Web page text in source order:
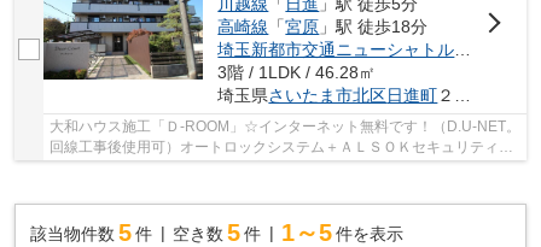
高崎線 「宮原 」駅 徒歩18分
3階 / 1LDK / 46.28㎡
埼玉県さいたま市北区日進町２丁目１５９２
大和ハウス施工「Ｄ-ROOM」☆インターネット無料です！（D.U-NET。
回線工事後使用可）オートロックシステム＋ＡＬＳＯＫセキュリティシ
ステム搭載で防犯配慮型賃貸住宅です☆
該当物件数 5件 空き数 5 件 1～5 件を表示